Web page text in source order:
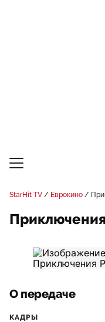
StarHit TV Еврокино
О передаче
КАДРЫ